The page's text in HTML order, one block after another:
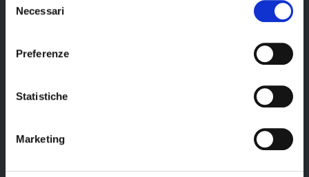
delNecessari
Preferenze
Statistiche
Marketing
escursione intera
Grande Barriera
pranzo incluso
(durata 10 ore);
Tjuta all'alba con
italiano (durata 5